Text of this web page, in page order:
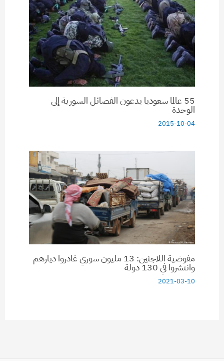
55 عالما سعوديا يدعون الفصائل السورية إلى
الوحدة
2015-10-04
مفوضية اللاجئين: 13 مليون سوري غادروا ديارهم
وانتشروا في 130 دولة
2021-03-10